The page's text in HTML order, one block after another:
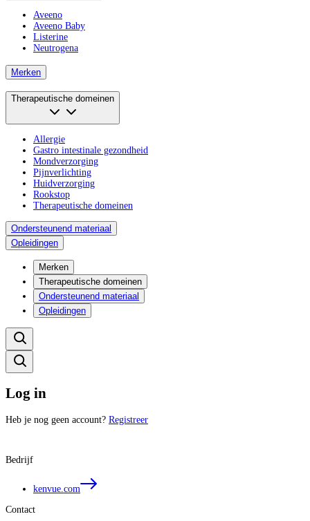
Aveeno
Aveeno Baby
Listerine
Neutrogena
Merken
Therapeutische domeinen
Allergie
Gastro intestinale gezondheid
Mondverzorging
Pijnverlichting
Huidverzorging
Rookstop
Therapeutische domeinen
Ondersteunend materiaal
Opleidingen
Merken
Therapeutische domeinen
Ondersteunend materiaal
Opleidingen
Log in
Heb je nog geen account? Registreer
Bedrijf
kenvue.com
Contact